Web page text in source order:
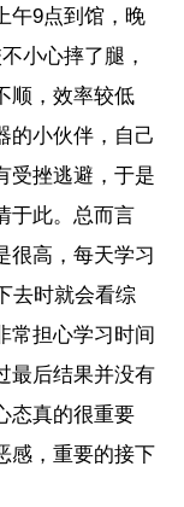
午9点到馆，晚
小心摔了腿，
顺，效率较低
的小伙伴，自己
受挫逃避，于是
于此。总而言
很高，每天学习
去时就会看综
常担心学习时间
最后结果并没有
态真的很重要
感，重要的接下